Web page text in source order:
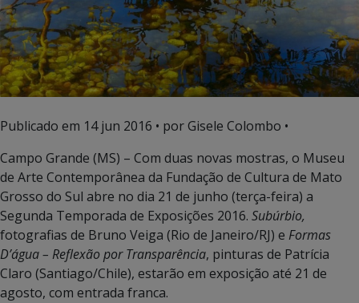
Publicado em 14 jun 2016 • por Gisele Colombo •
Campo Grande (MS) – Com duas novas mostras, o Museu
de Arte Contemporânea da Fundação de Cultura de Mato
Grosso do Sul abre no dia 21 de junho (terça-feira) a
Segunda Temporada de Exposições 2016. Subúrbio,
fotografias de Bruno Veiga (Rio de Janeiro/RJ) e Formas
D’água – Reflexão por Transparência, pinturas de Patrícia
Claro (Santiago/Chile), estarão em exposição até 21 de
agosto, com entrada franca.